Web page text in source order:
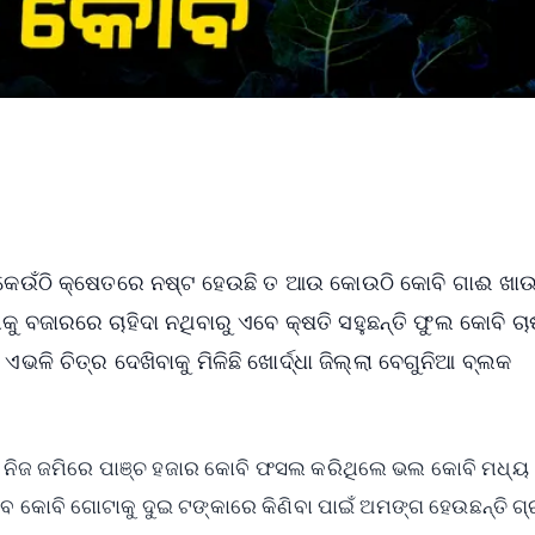
କେଉଁଠି କ୍ଷେତରେ ନଷ୍ଟ ହେଉଛି ତ ଆଉ କୋଉଠି କୋବି ଗାଈ
ଚାହିଦା ନଥିବାରୁ ଏବେ କ୍ଷତି ସହୁଛନ୍ତି ଫୁଲ କୋବି
ଚିତ୍ର ଦେଖିବାକୁ ମିଳିଛି ଖୋର୍ଦ୍ଧା ଜିଲ୍ଲା ବେଗୁନିଆ ବ୍ଲକ
ନିଜ ଜମିରେ ପାଞ୍ଚ ହଜାର କୋବି ଫସଲ କରିଥିଲେ ଭଲ କୋବି ମଧ୍ୟ
କୋବି ଗୋଟାକୁ ଦୁଇ ଟଙ୍କାରେ କିଣିବା ପାଇଁ ଅମଙ୍ଗ ହେଉଛନ୍ତି